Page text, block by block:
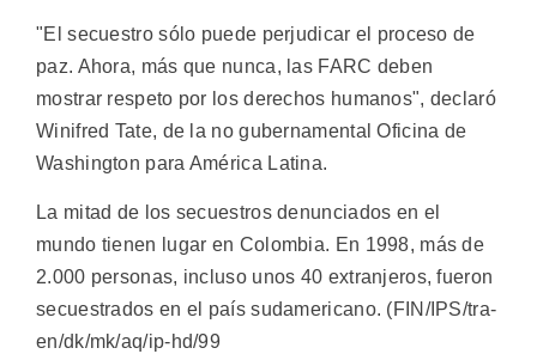
"El secuestro sólo puede perjudicar el proceso de
paz. Ahora, más que nunca, las FARC deben
mostrar respeto por los derechos humanos", declaró
Winifred Tate, de la no gubernamental Oficina de
Washington para América Latina.
La mitad de los secuestros denunciados en el
mundo tienen lugar en Colombia. En 1998, más de
2.000 personas, incluso unos 40 extranjeros, fueron
secuestrados en el país sudamericano. (FIN/IPS/tra-
en/dk/mk/aq/ip-hd/99